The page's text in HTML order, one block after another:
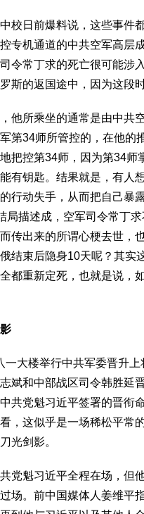
校日前爆料说，这些事件
专机通道的中共空军高层
令常丁求的死亡很可能涉
斯的返国途中，因为这段
他所乘坐的通常是由中共
第34师所管控的，在他的
把控第34师，因为第34师
有钥匙。结果就是，有人
行动失手，从而把自己暴
局描述成，空军司令常丁
传出来的所谓心梗去世，
结束后隐身10天呢？其实
都重新定死，也就是说，
一大楼举行中共军委晋升
斌和中部战区司令韩胜延
共党魁习近平签署的晋衔
，这似乎是一场稀松平常
光剑影。
党魁习近平全程在场，但
场。前中国媒体人姜维平